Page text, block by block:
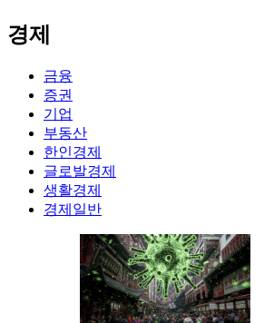
경제
금융
증권
기업
부동산
한인경제
글로발경제
생활경제
경제일반